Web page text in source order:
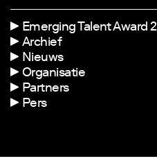
Emerging Talent Award
Archief
Nieuws
Organisatie
Partners
Pers